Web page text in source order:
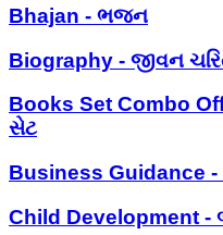
Bhajan - ભજન
Biography - જીવન
Books Set Combo
સેટ
Business Guidance -
Child Development -